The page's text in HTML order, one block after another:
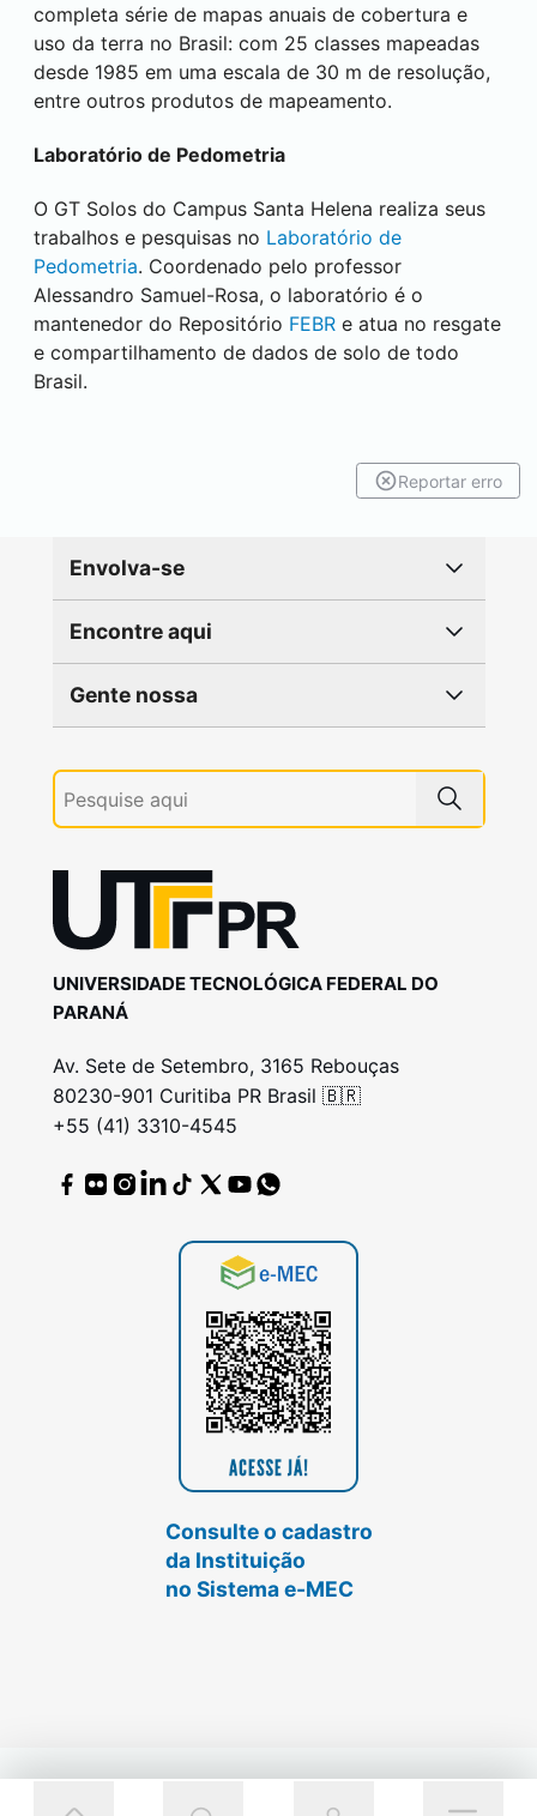
completa série de mapas anuais de cobertura e
uso da terra no Brasil: com 25 classes mapeadas
desde 1985 em uma escala de 30 m de resolução,
entre outros produtos de mapeamento.
Laboratório de Pedometria
O GT Solos do Campus Santa Helena realiza seus
trabalhos e pesquisas no Laboratório de
Pedometria. Coordenado pelo professor
Alessandro Samuel-Rosa, o laboratório é o
mantenedor do Repositório FEBR e atua no resgate
e compartilhamento de dados de solo de todo
Brasil.
Reportar erro
Envolva-se
Encontre aqui
Gente nossa
UNIVERSIDADE TECNOLÓGICA FEDERAL DO
PARANÁ
Av. Sete de Setembro, 3165 Rebouças
80230-901 Curitiba PR Brasil 🇧🇷
+55 (41) 3310-4545
Consulte o cadastro
da Instituição
no Sistema e-MEC